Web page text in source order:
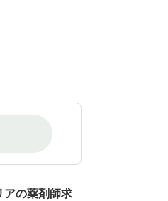
アの薬剤師求